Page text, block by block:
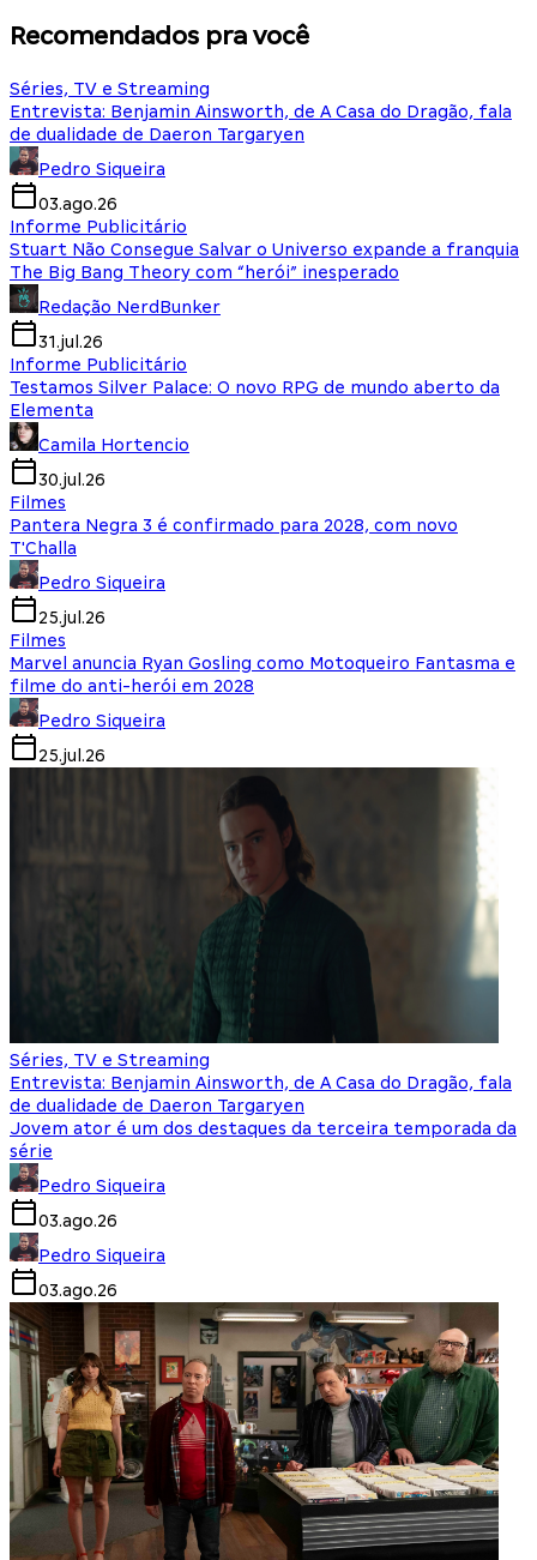
Recomendados pra você
Séries, TV e Streaming
Entrevista: Benjamin Ainsworth, de A Casa do Dragão, fala
de dualidade de Daeron Targaryen
Pedro Siqueira
03.ago.26
Informe Publicitário
Stuart Não Consegue Salvar o Universo expande a franquia
The Big Bang Theory com “herói” inesperado
Redação NerdBunker
31.jul.26
Informe Publicitário
Testamos Silver Palace: O novo RPG de mundo aberto da
Elementa
Camila Hortencio
30.jul.26
Filmes
Pantera Negra 3 é confirmado para 2028, com novo
T'Challa
Pedro Siqueira
25.jul.26
Filmes
Marvel anuncia Ryan Gosling como Motoqueiro Fantasma e
filme do anti-herói em 2028
Pedro Siqueira
25.jul.26
Séries, TV e Streaming
Entrevista: Benjamin Ainsworth, de A Casa do Dragão, fala
de dualidade de Daeron Targaryen
Jovem ator é um dos destaques da terceira temporada da
série
Pedro Siqueira
03.ago.26
Pedro Siqueira
03.ago.26